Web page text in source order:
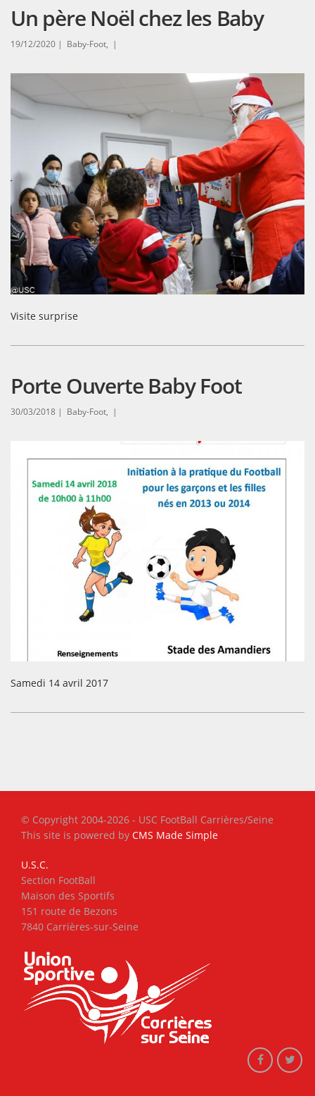
Un père Noël chez les Baby
19/12/2020 | Baby-Foot, |
Visite surprise
Porte Ouverte Baby Foot
30/03/2018 | Baby-Foot, |
Samedi 14 avril 2017
© Copyright 2004-2026 - USC FootBall Carrières/Seine
This site is powered by CMS Made Simple
U.S.C.
Section FootBall
Maison des Sportifs
151 route de Bezons
7840 Carrières-sur-Seine